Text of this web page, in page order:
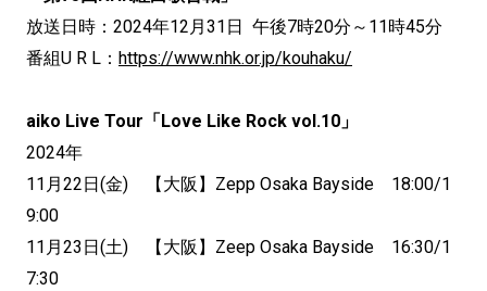
放送日時：2024年12月31日 午後7時20分～11時45分
番組U R L： https://www.nhk.or.jp/kouhaku/
aiko Live Tour「Love Like Rock vol.10」
2024年
11月22日(金) 【大阪】Zepp Osaka Bayside 18:00/1
9:00
11月23日(土) 【大阪】Zeep Osaka Bayside 16:30/1
7:30